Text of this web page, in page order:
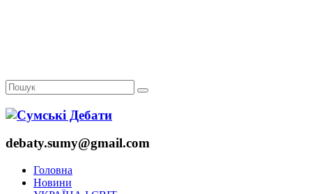
debaty.sumy@gmail.com
Головна
Новини